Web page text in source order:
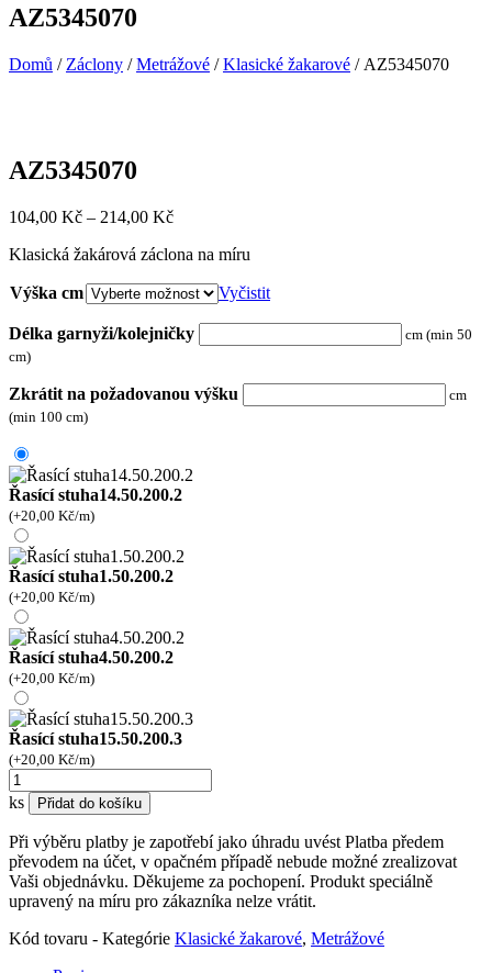
AZ5345070
Domů / Záclony /Metrážové /Klasické žakarové / AZ5345070
AZ5345070
104,00 Kč – 214,00 KčRozpětí
104,00 Kč
214,00 Kč
Klasická žakárová záclona na míru
Výška cm Vyčistit
Délka garnyži/kolejničky
cm (min 50
cm)
Zkrátit na požadovanou výšku
cm
(min 100 cm)
Řasící stuha14.50.200.2
(+20,00 Kč/m)
Řasící stuha1.50.200.2
(+20,00 Kč/m)
Řasící stuha4.50.200.2
(+20,00 Kč/m)
Řasící stuha15.50.200.3
(+20,00 Kč/m)
AZ5345070
množství
ks Přidat do košíku
Při výběru platby je zapotřebí jako úhradu uvést Platba předem
převodem na účet, v opačném případě nebude možné zrealizovat
Vaši objednávku. Děkujeme za pochopení. Produkt speciálně
upravený na míru pro zákazníka nelze vrátit.
Kód tovaru - Kategórie Klasické žakarové, Metrážové